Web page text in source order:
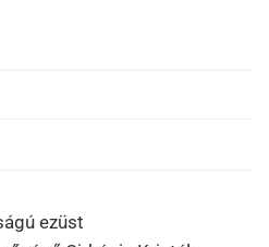
ezüst